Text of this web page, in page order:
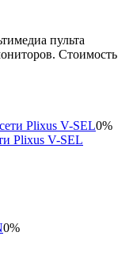
пульта
Стоимость
0%
Plixus V-SEL
0%